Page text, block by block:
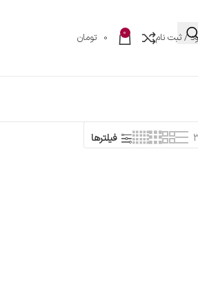
/ ثبت نام 0
0 تومان
فیلترها